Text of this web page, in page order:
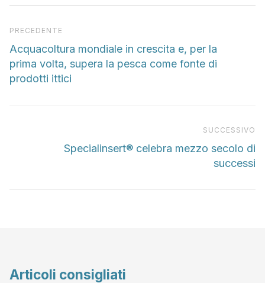
Articolo precedente
PRECEDENTE
Acquacoltura mondiale in crescita e, per la
prima volta, supera la pesca come fonte di
prodotti ittici
SUCCESSIVO
Specialinsert® celebra mezzo secolo di
successi
Articoli consigliati